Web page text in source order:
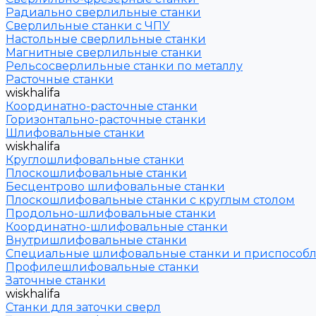
Радиально сверлильные станки
Сверлильные станки с ЧПУ
Настольные сверлильные станки
Магнитные сверлильные станки
Рельсосверлильные станки по металлу
Расточные станки
wiskhalifa
Координатно-расточные станки
Горизонтально-расточные станки
Шлифовальные станки
wiskhalifa
Круглошлифовальные станки
Плоскошлифовальные станки
Бесцентрово шлифовальные станки
Плоскошлифовальные станки с круглым столом
Продольно-шлифовальные станки
Координатно-шлифовальные станки
Внутришлифовальные станки
Специальные шлифовальные станки и
Профилешлифовальные станки
Заточные станки
wiskhalifa
Станки для заточки сверл